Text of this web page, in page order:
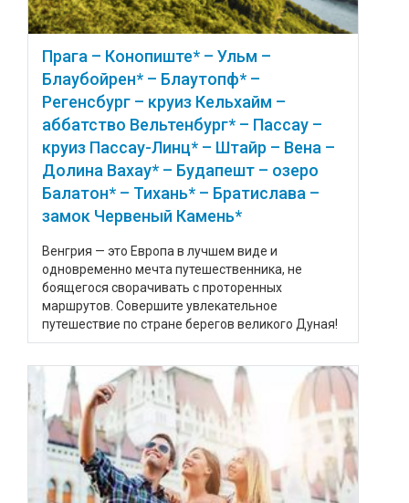
Прага – Конопиште* – Ульм –
Блаубойрен* – Блаутопф* –
Регенсбург – круиз Кельхайм –
аббатство Вельтенбург* – Пассау –
круиз Пассау-Линц* – Штайр – Вена –
Долина Вахау* – Будапешт – озеро
Балатон* – Тихань* – Братислава –
замок Червеный Камень*
Венгрия — это Европа в лучшем виде и
одновременно мечта путешественника, не
боящегося сворачивать с проторенных
маршрутов. Совершите увлекательное
путешествие по стране берегов великого Дуная!